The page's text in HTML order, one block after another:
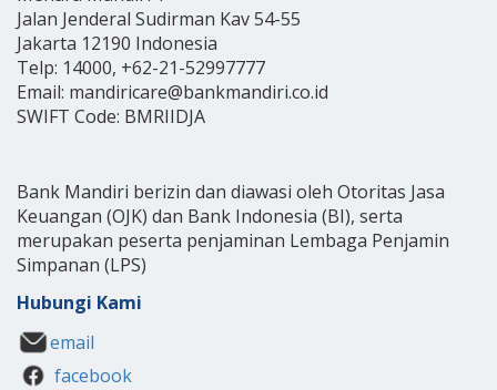
Jalan Jenderal Sudirman Kav 54-55
Jakarta 12190 Indonesia
Telp: 14000, +62-21-52997777
Email: mandiricare@bankmandiri.co.id
SWIFT Code: BMRIIDJA
Bank Mandiri berizin dan diawasi oleh Otoritas Jasa
Keuangan (OJK) dan Bank Indonesia (BI), serta
merupakan peserta penjaminan Lembaga Penjamin
Simpanan (LPS)
Hubungi Kami
email
facebook